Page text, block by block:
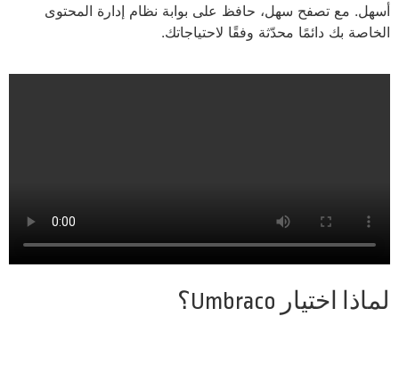
أسهل. مع تصفح سهل، حافظ على بوابة نظام إدارة المحتوى
الخاصة بك دائمًا محدّثة وفقًا لاحتياجاتك.
لماذا اختيار Umbraco؟